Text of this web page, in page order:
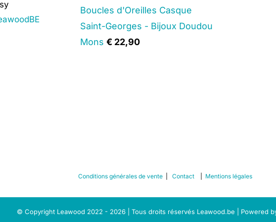
Boucles d'Oreilles Casque
Saint-Georges - Bijoux Doudou
Mons € 22,90
Conditions générales de vente Contact Mentions légales
© Copyright Leawood 2022 - 2026 | Tous droits réservés Leawood.be | Powered